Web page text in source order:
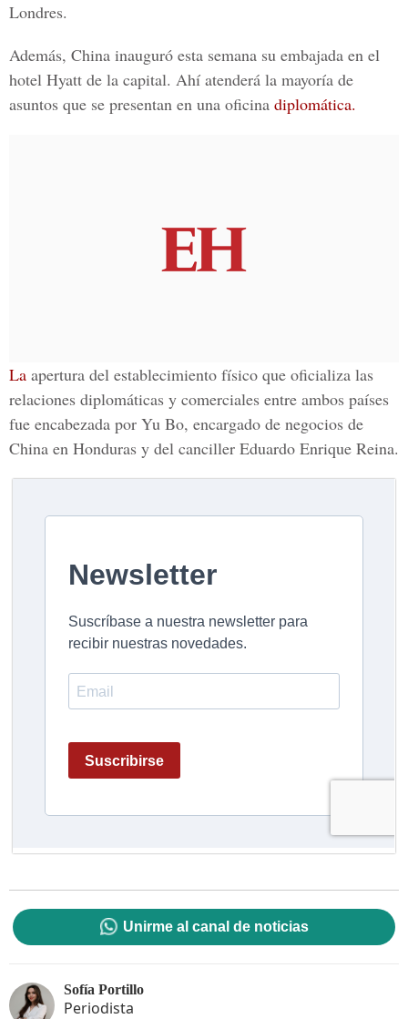
Londres.
Además, China inauguró esta semana su embajada en el
hotel Hyatt de la capital. Ahí atenderá la mayoría de
asuntos que se presentan en una oficina diplomática.
La apertura del establecimiento físico que oficializa las
relaciones diplomáticas y comerciales entre ambos países
fue encabezada por Yu Bo, encargado de negocios de
China en Honduras y del canciller Eduardo Enrique Reina.
Unirme al canal de noticias
Sofía Portillo
Periodista